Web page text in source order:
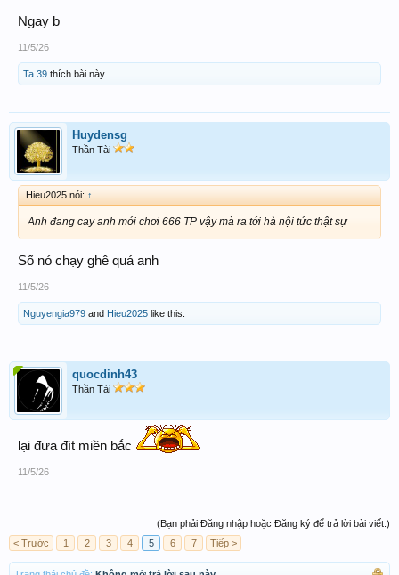
Ngay b
11/5/26
Ta 39 thích bài này.
Huydensg
Thần Tài
Hieu2025 nói: ↑
Anh đang cay anh mới chơi 666 TP vậy mà ra tới hà nội tức thật sự
Số nó chạy ghê quá anh
11/5/26
Nguyengia979 and Hieu2025 like this.
quocdinh43
Thần Tài
lại đưa đít miền bắc
11/5/26
(Bạn phải Đăng nhập hoặc Đăng ký để trả lời bài viết.)
< Trước
1 2 3 4 5 6 7 Tiếp >